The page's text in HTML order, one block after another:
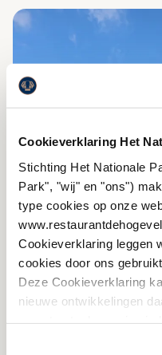
Cookieverklaring Het
Stichting Het Nationale
Park", "wij" en "ons")
type cookies op onze
Cookieverklaring leggen
cookies door ons
Deze Cookieverklaring
nieuwe ontwikkelingen